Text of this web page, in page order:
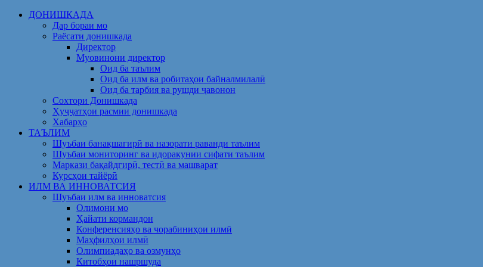
Skip
ДОНИШКАДА
Дар бораи мо
Раёсати донишкада
Директор
Муовинони директор
Оид ба таълим
Оид ба илм ва робитаҳои байналмилалӣ
Оид ба тарбия ва рушди ҷавонон
Сохтори Донишкада
Ҳуҷҷатҳои расмии донишкада
Хабарҳо
ТАЪЛИМ
Шуъбаи банақшагирӣ ва назорати раванди таълим
Шуъбаи мониторинг ва идоракунии сифати таълим
Маркази бақайдгирӣ, тестӣ ва машварат
Курсҳои тайёрӣ
ИЛМ ВА ИННОВАТСИЯ
Шуъбаи илм ва инноватсия
Олимони мо
Ҳайати кормандон
Конференсияҳо ва чорабиниҳои илмӣ
Маҳфилҳои илмӣ
Олимпиадаҳо ва озмунҳо
Китобҳои нашршуда